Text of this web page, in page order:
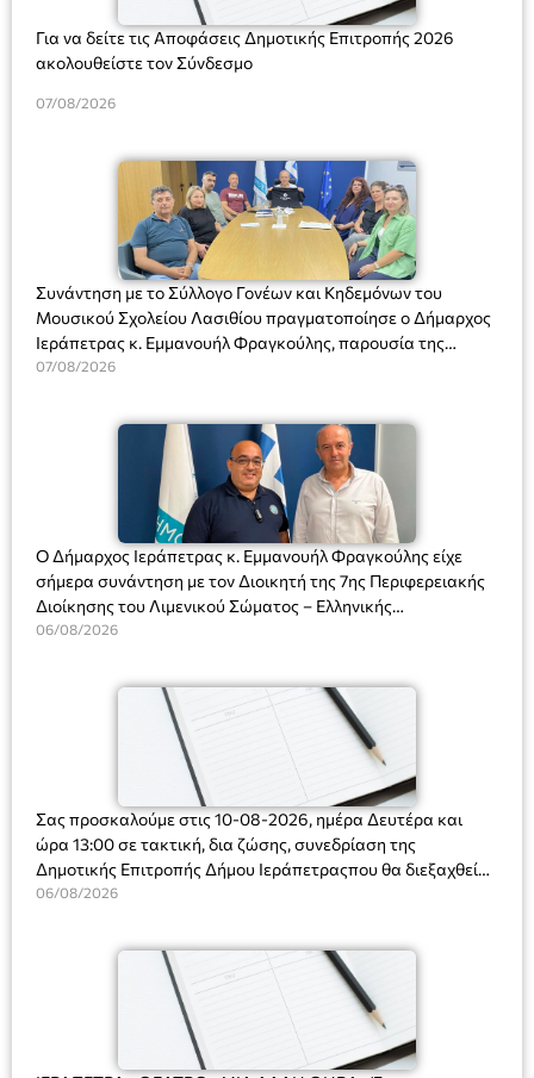
Για να δείτε τις Αποφάσεις Δημοτικής Επιτροπής 2026
ακολουθείστε τον Σύνδεσμο
07/08/2026
Συνάντηση με το Σύλλογο Γονέων και Κηδεμόνων του
Μουσικού Σχολείου Λασιθίου πραγματοποίησε ο Δήμαρχος
Ιεράπετρας κ. Εμμανουήλ Φραγκούλης, παρουσία της
Διευθύντριας του σχολείου κας Μαριάννας Χαΐτα.
07/08/2026
Ο Δήμαρχος Ιεράπετρας κ. Εμμανουήλ Φραγκούλης είχε
σήμερα συνάντηση με τον Διοικητή της 7ης Περιφερειακής
Διοίκησης του Λιμενικού Σώματος – Ελληνικής
Ακτοφυλακής (Λ.Σ.-ΕΛ.ΑΚΤ.), Αρχιπλοίαρχο Λ.Σ. κ. Ιωάννη
06/08/2026
Σας προσκαλούμε στις 10-08-2026, ημέρα Δευτέρα και
ώρα 13:00 σε τακτική, δια ζώσης, συνεδρίαση της
Δημοτικής Επιτροπής Δήμου Ιεράπετραςπου θα διεξαχθεί
στο Δημοτικό Κατάστημα, Δημοκρατίας 31 στην αίθουσα
και λήψη αποφάσεων στα παρακάτω θέματα:
06/08/2026